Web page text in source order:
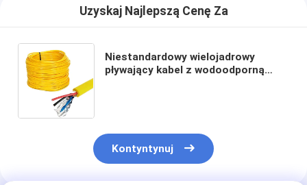
Uzyskaj Najlepszą Cenę Za
Niestandardowy wielojadrowy
pływający kabel z wodoodporną
Kontyntynuj